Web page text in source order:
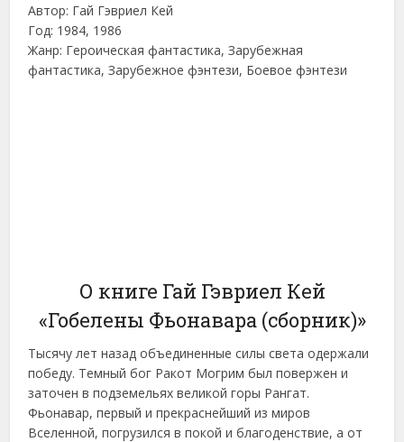
Автор: Гай Гэвриел Кей
Год: 1984, 1986
Жанр: Героическая фантастика, Зарубежная
фантастика, Зарубежное фэнтези, Боевое фэнтези
О книге Гай Гэвриел Кей
«Гобелены Фьонавара (сборник)»
Тысячу лет назад объединенные силы света одержали
победу. Темный бог Ракот Могрим был повержен и
заточен в подземельях великой горы Рангат.
Фьонавар, первый и прекраснейший из миров
Вселенной, погрузился в покой и благоденствие, а от